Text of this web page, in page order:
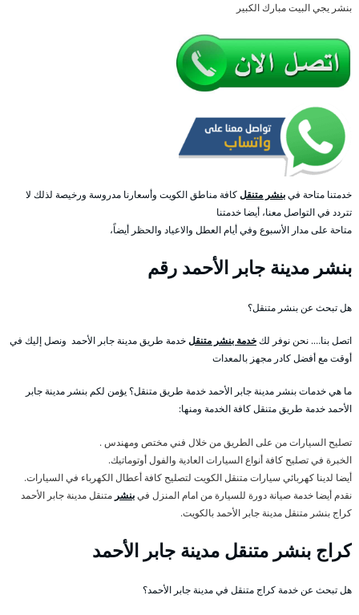
بنشر يجي البيت مبارك الكبير
خدمتنا متاحة فيبنشر متنقلكافة مناطق الكويت وأسعارنا مدروسة ورخيصة لذلك لا
تتردد في التواصل معنا، أيضا خدمتنا
متاحة على مدار الأسبوع وفي أيام العطل والاعياد والحظر أيضاً،
بنشر مدينة جابر الأحمد رقم
هل تبحث عن بنشر متنقل؟
اتصل بنا…. نحن نوفر لكخدمة بنشر متنقلخدمة طريق مدينة جابر الأحمد ونصل إليك في
أوقت مع أفضل كادر مجهز بالمعدات
ما هي خدمات بنشر مدينة جابر الأحمد خدمة طريق متنقل؟ يؤمن لكم بنشر مدينة جابر
الأحمد خدمة طريق متنقل كافة الخدمة ومنها:
تصليح السيارات من على الطريق من خلال فني مختص ومهندس .
الخبرة في تصليح كافة أنواع السيارات العادية والفول أوتوماتيك.
أيضا لدينا كهربائي سيارات متنقل الكويت لتصليح كافة أعطال الكهرباء في السيارات.
نقدم أيضا خدمة صيانة دورة للسيارة من امام المنزل فيبنشر متنقل مدينة جابر الأحمد
كراج بنشر متنقل مدينة جابر الأحمد بالكويت.
كراج بنشر متنقل مدينة جابر الأحمد
هل تبحث عن خدمة كراج متنقل في مدينة جابر الأحمد؟